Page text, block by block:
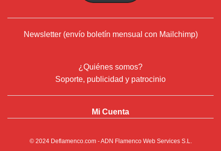
Newsletter (envío boletín mensual con Mailchimp)
¿Quiénes somos?
Soporte, publicidad y patrocinio
Mi Cuenta
© 2024 Deflamenco.com- ADN Flamenco Web Services S.L.